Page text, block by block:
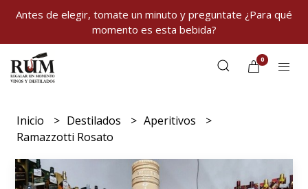
Antes de elegir, tomate un minuto y preguntate ¿Para qué
momento es esta bebida?
0
Inicio Destilados
Aperitivos
Ramazzotti Rosato